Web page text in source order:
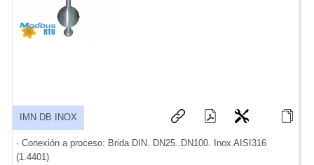
IMN DB INOX
· Conexión a proceso: Brida DIN. DN25..DN100. Inox AISI316
(1.4401)